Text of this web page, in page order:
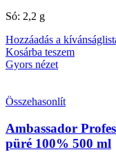
Só: 2,2 g
Hozzáadás a
Kosárba teszem
Gyors nézet
Összehasonlít
Ambassador
püré 100% 500 ml